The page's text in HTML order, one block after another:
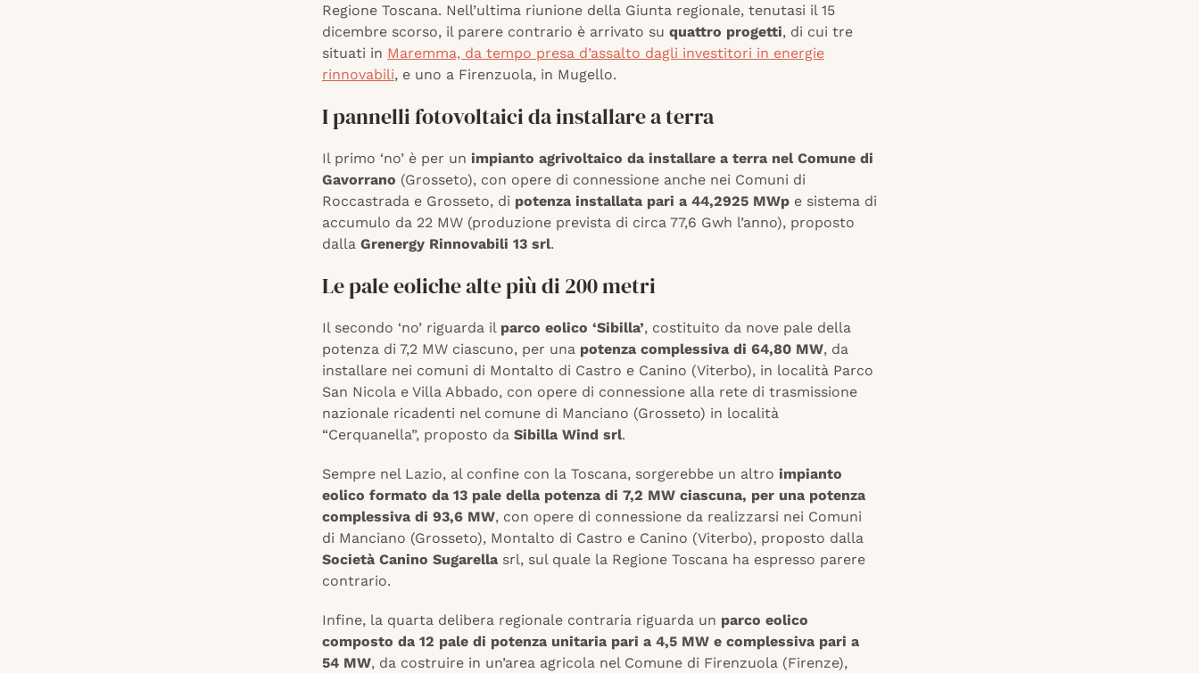
Regione Toscana. Nell’ultima riunione della Giunta regionale, tenutasi il 15
dicembre scorso, il parere contrario è arrivato su quattro progetti, di cui tre
situati in Maremma, da tempo presa d’assalto dagli investitori in energie
rinnovabili, e uno a Firenzuola, in Mugello.
I pannelli fotovoltaici da installare a terra
Il primo ‘no’ è per un impianto agrivoltaico da installare a terra nel Comune di
Gavorrano (Grosseto), con opere di connessione anche nei Comuni di
Roccastrada e Grosseto, di potenza installata pari a 44,2925 MWp e sistema di
accumulo da 22 MW (produzione prevista di circa 77,6 Gwh l’anno), proposto
dalla Grenergy Rinnovabili 13 srl.
Le pale eoliche alte più di 200 metri
Il secondo ‘no’ riguarda il parco eolico ‘Sibilla’, costituito da nove pale della
potenza di 7,2 MW ciascuno, per una potenza complessiva di 64,80 MW, da
installare nei comuni di Montalto di Castro e Canino (Viterbo), in località Parco
San Nicola e Villa Abbado, con opere di connessione alla rete di trasmissione
nazionale ricadenti nel comune di Manciano (Grosseto) in località
“Cerquanella”, proposto da Sibilla Wind srl.
Sempre nel Lazio, al confine con la Toscana, sorgerebbe un altro impianto
eolico formato da 13 pale della potenza di 7,2 MW ciascuna, per una potenza
complessiva di 93,6 MW, con opere di connessione da realizzarsi nei Comuni
di Manciano (Grosseto), Montalto di Castro e Canino (Viterbo), proposto dalla
Società Canino Sugarella srl, sul quale la Regione Toscana ha espresso parere
contrario.
Infine, la quarta delibera regionale contraria riguarda un parco eolico
composto da 12 pale di potenza unitaria pari a 4,5 MW e complessiva pari a
54 MW, da costruire in un’area agricola nel Comune di Firenzuola (Firenze),